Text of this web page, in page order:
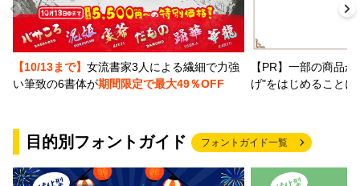
【10/13まで】 女流書家3人による繊細で力強
い筆致の6書体が期間限定で最大49％OFF
【PR】一部の商品
げ"をはじめること
目的別フォントガイド フォントガイド一覧